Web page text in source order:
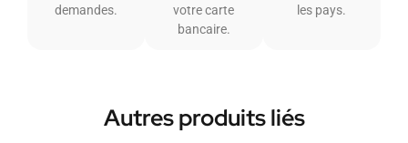
demandes.
votre carte
bancaire.
les pays.
Autres produits liés